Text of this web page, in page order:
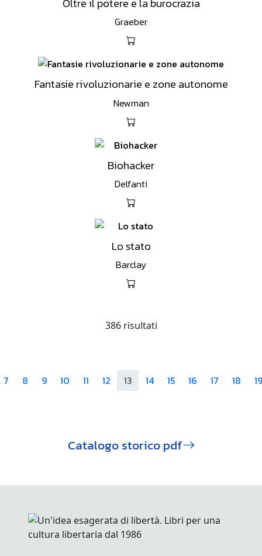
Graeber
Fantasie rivoluzionarie e zone autonome
Newman
Biohacker
Delfanti
Lo stato
Barclay
386 risultati
7 8 9 10 11 12 13 14 15 16 17 18 19
Catalogo storico pdf